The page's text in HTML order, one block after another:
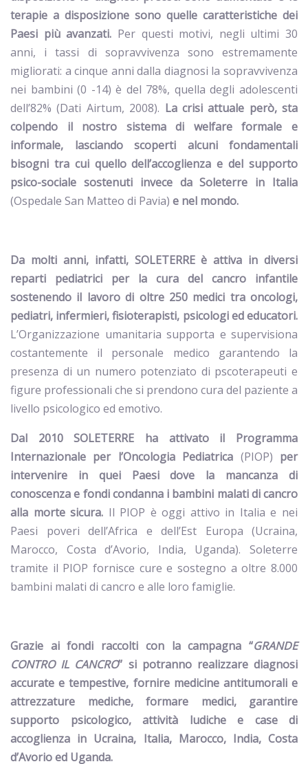
terapie a disposizione sono quelle caratteristiche dei
Paesi più avanzati. Per questi motivi, negli ultimi 30
anni, i tassi di sopravvivenza sono estremamente
migliorati: a cinque anni dalla diagnosi la sopravvivenza
nei bambini (0 -14) è del 78%, quella degli adolescenti
dell’82% (Dati Airtum, 2008). La crisi attuale però, sta
colpendo il nostro sistema di welfare formale e
informale, lasciando scoperti alcuni fondamentali
bisogni tra cui quello dell’accoglienza e del supporto
psico-sociale sostenuti invece da Soleterre in Italia
(Ospedale San Matteo di Pavia) e nel mondo.
Da molti anni, infatti, SOLETERRE è attiva in diversi
reparti pediatrici per la cura del cancro infantile
sostenendo il lavoro di oltre 250 medici tra oncologi,
pediatri, infermieri, fisioterapisti, psicologi ed educatori.
L’Organizzazione umanitaria supporta e supervisiona
costantemente il personale medico garantendo la
presenza di un numero potenziato di pscoterapeuti e
figure professionali che si prendono cura del paziente a
livello psicologico ed emotivo.
Dal 2010
SOLETERRE ha attivato il Programma
Internazionale per l’Oncologia Pediatrica (PIOP) per
intervenire in quei Paesi dove la mancanza di
conoscenza e fondi condanna i bambini malati di cancro
alla morte sicura. Il PIOP è oggi attivo in Italia e nei
Paesi poveri dell’Africa e dell’Est Europa (Ucraina,
Marocco, Costa d’Avorio, India, Uganda). Soleterre
tramite il PIOP fornisce cure e sostegno a oltre 8.000
bambini malati di cancro e alle loro famiglie.
Grazie ai fondi raccolti con la campagna “GRANDE
CONTRO IL CANCRO” si potranno realizzare diagnosi
accurate e tempestive, fornire medicine antitumorali e
attrezzature mediche, formare medici, garantire
supporto psicologico, attività ludiche e case di
accoglienza in Ucraina, Italia, Marocco, India, Costa
d’Avorio ed Uganda.